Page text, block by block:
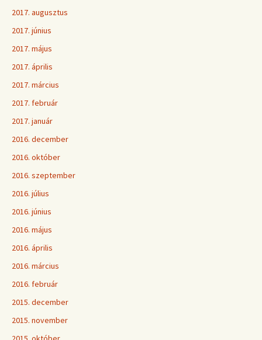
2017. augusztus
2017. június
2017. május
2017. április
2017. március
2017. február
2017. január
2016. december
2016. október
2016. szeptember
2016. július
2016. június
2016. május
2016. április
2016. március
2016. február
2015. december
2015. november